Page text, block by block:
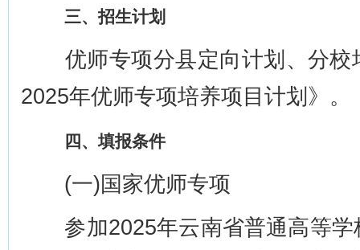
三、招生计划
优师专项分县定向计划、分校
2025年优师专项培养项目计划》。
四、填报条件
(一)国家优师专项
参加2025年云南省普通高等学